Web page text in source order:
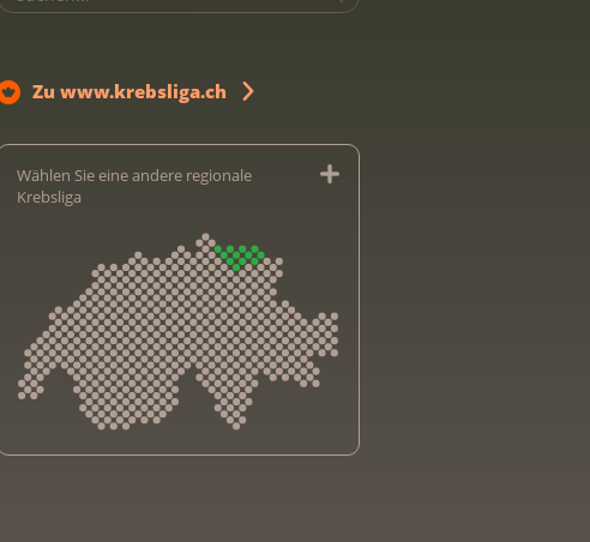
Zu www.krebsliga.ch
Wählen Sie eine andere regionale
Krebsliga